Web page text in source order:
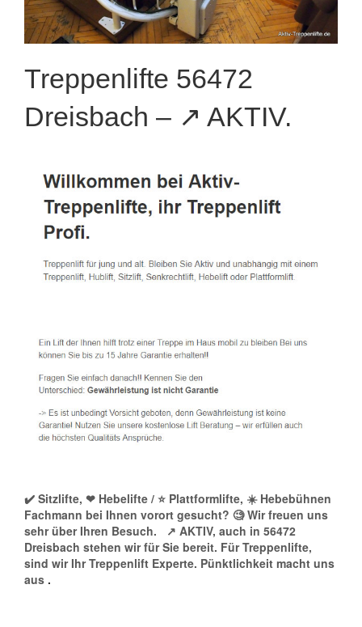
Treppenlifte 56472
Dreisbach – ↗️ AKTIV.
✔️ Sitzlifte, ❤ Hebelifte / ⭐ Plattformlifte, ☀️ Hebebühnen
Fachmann bei Ihnen vorort gesucht? 🧐 Wir freuen uns
sehr über Ihren Besuch.
↗️ AKTIV, auch in 56472
Dreisbach stehen wir für Sie bereit. Für Treppenlifte,
sind wir Ihr Treppenlift Experte. Pünktlichkeit macht uns
aus .